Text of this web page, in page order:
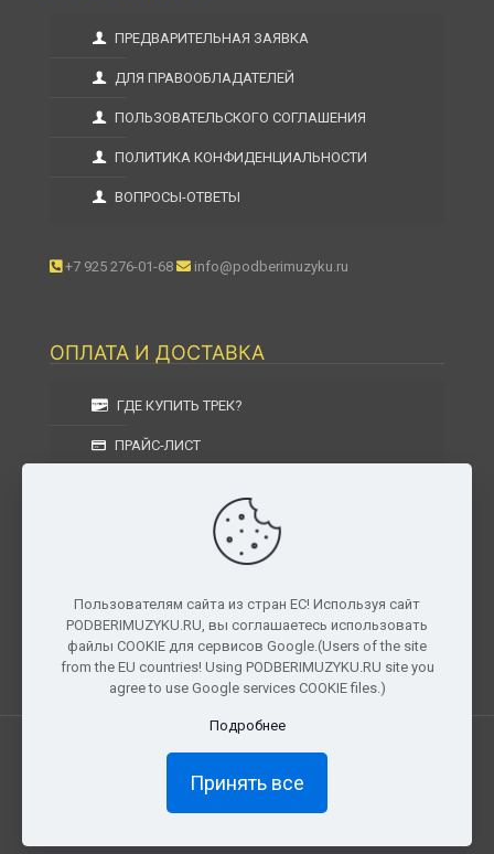
ПРЕДВАРИТЕЛЬНАЯ ЗАЯВКА
ДЛЯ ПРАВООБЛАДАТЕЛЕЙ
ПОЛЬЗОВАТЕЛЬСКОГО СОГЛАШЕНИЯ
ПОЛИТИКА КОНФИДЕНЦИАЛЬНОСТИ
ВОПРОСЫ-ОТВЕТЫ
+7 925 276-01-68 info@podberimuzyku.ru
ОПЛАТА И ДОСТАВКА
ГДЕ КУПИТЬ ТРЕК?
ПРАЙС-ЛИСТ
УСЛОВИЯ ДОСТАВКИ
УСЛОВИЯ ВОЗВРАТА
г. Москва, Московская область, Центральный
федеральный округ, РФ, Россия
Все права защищены. © 2026 PODBERIMUZYKU.RU
Пользователям сайта из стран ЕС! Используя сайт
PODBERIMUZYKU.RU, вы соглашаетесь использовать
файлы COOKIE для сервисов Google.(Users of the site
from the EU countries! Using PODBERIMUZYKU.RU site you
agree to use Google services COOKIE files.)
Подробнее
Принять все